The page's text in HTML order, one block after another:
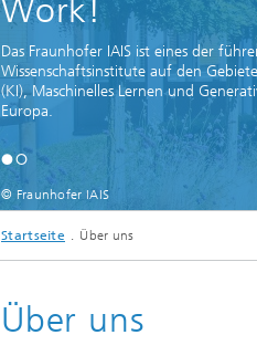
Industrie & Automotive
Medien
Öffentlicher Sektor
Work!
Das Fraunhofer IAIS ist eines der
Wissenschaftsinstitute auf den
(KI), Maschinelles Lernen und
Europa.
© Fraunhofer IAIS
Startseite Über uns
Über uns